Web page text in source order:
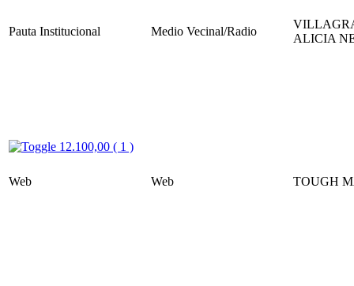
Pauta Institucional Medio Vecinal/Radio
ALICIA
12.100,00 ( 1 )
Web Web TOUGH